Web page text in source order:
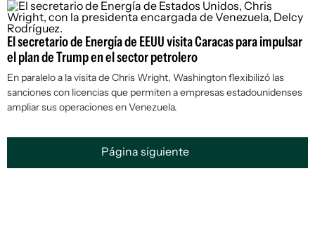
El secretario de Energía de EEUU visita Caracas para impulsar
el plan de Trump en el sector petrolero
En paralelo a la visita de Chris Wright, Washington flexibilizó las
sanciones con licencias que permiten a empresas estadounidenses
ampliar sus operaciones en Venezuela.
Página siguiente